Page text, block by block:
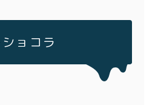
ョコラ